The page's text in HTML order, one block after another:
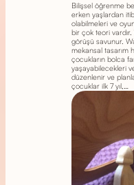
Bilişsel öğrenme
erken yaşlardan
olabilmeleri ve
bir çok teori
görüşü savunur.
mekansal tasarım
çocukların bolca
yaşayabilecekleri
düzenlenir ve
çocuklar ilk 7 yıl,…